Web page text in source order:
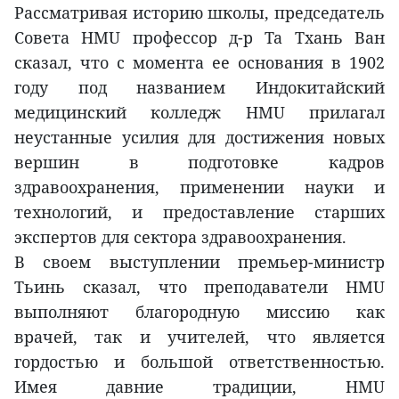
Рассматривая историю школы, председатель
Совета HMU профессор д-р Та Тхань Ван
сказал, что с момента ее основания в 1902
году под названием Индокитайский
медицинский колледж HMU прилагал
неустанные усилия для достижения новых
вершин в подготовке кадров
здравоохранения, применении науки и
технологий, и предоставление старших
экспертов для сектора здравоохранения.
В своем выступлении премьер-министр
Тьинь сказал, что преподаватели HMU
выполняют благородную миссию как
врачей, так и учителей, что является
гордостью и большой ответственностью.
Имея давние традиции, HMU